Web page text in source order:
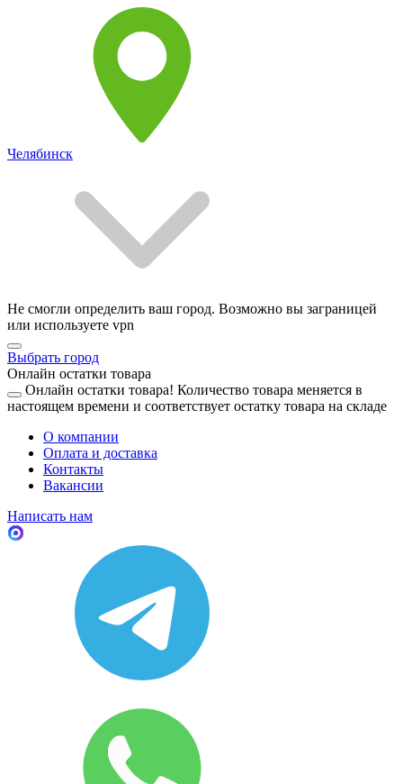
Челябинск
Не смогли определить ваш город. Возможно вы заграницей
или используете vpn
Выбрать город
Онлайн остатки товара
Онлайн остатки товара! Количество товара меняется в
настоящем времени и соответствует остатку товара на складе
О компании
Оплата и доставка
Контакты
Вакансии
Написать нам